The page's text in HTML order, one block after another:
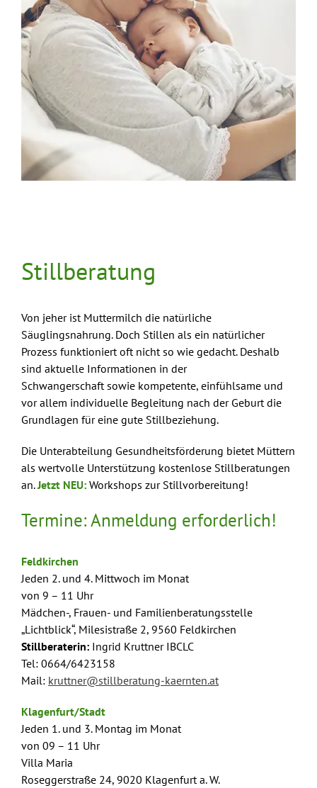
Stillberatung
Von jeher ist Muttermilch die natürliche
Säuglingsnahrung. Doch Stillen als ein natürlicher
Prozess funktioniert oft nicht so wie gedacht. Deshalb
sind aktuelle Informationen in der
Schwangerschaft sowie kompetente, einfühlsame und
vor allem individuelle Begleitung nach der Geburt die
Grundlagen für eine gute Stillbeziehung.
Die Unterabteilung Gesundheitsförderung bietet Müttern
als wertvolle Unterstützung kostenlose Stillberatungen
an.Jetzt NEU: Workshops zur Stillvorbereitung!
Termine: Anmeldung erforderlich!
Feldkirchen
Jeden 2. und 4. Mittwoch im Monat
von 9 – 11 Uhr
Mädchen-, Frauen- und Familienberatungsstelle
„Lichtblick“, Milesistraße 2, 9560 Feldkirchen
Stillberaterin: Ingrid Kruttner IBCLC
Tel: 0664/6423158
Mail: kruttner@stillberatung-kaernten.at
Klagenfurt/Stadt
Jeden 1. und 3. Montag im Monat
von 09 – 11 Uhr
Villa Maria
Roseggerstraße 24, 9020 Klagenfurt a. W.